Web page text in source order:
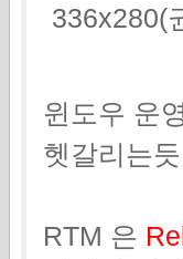
336x280(
윈도우 운
헷갈리는
RTM 은